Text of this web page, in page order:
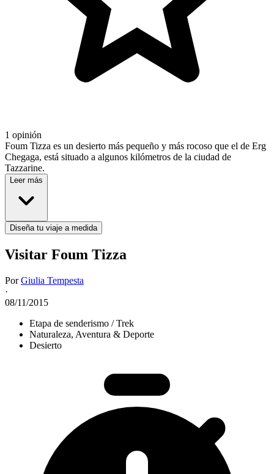
1 opinión
Foum Tizza es un desierto más pequeño y más rocoso que el de Erg
Chegaga, está situado a algunos kilómetros de la ciudad de
Tazzarine.
Leer más
Diseña tu viaje a medida
Visitar Foum Tizza
PorGiulia Tempesta
·
08/11/2015
Etapa de senderismo / Trek
Naturaleza, Aventura & Deporte
Desierto